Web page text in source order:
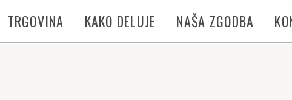
TRGOVINA KAKO DELUJE NAŠA ZGODBA